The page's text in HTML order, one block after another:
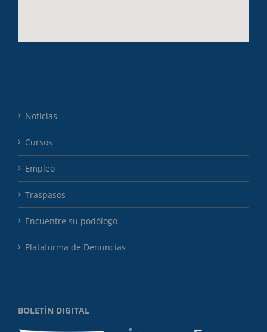
Noticias
Cursos
Empleo
Traspasos
Encuentre su podólogo
Plataforma de Denuncias
BOLETÍN DIGITAL